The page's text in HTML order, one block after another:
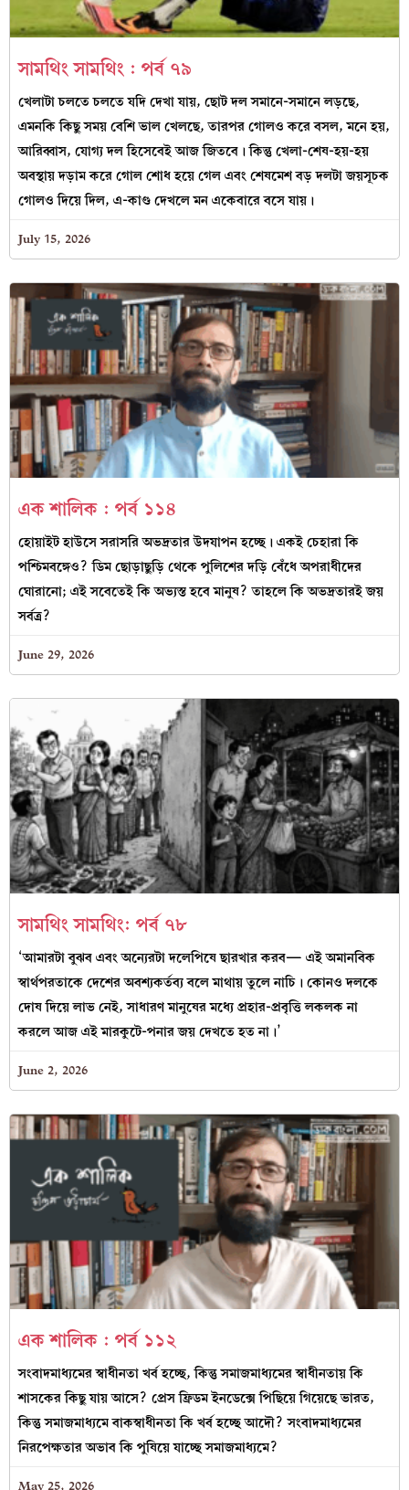
সামথিং সামথিং : পর্ব ৭৯
খেলাটা চলতে চলতে যদি দেখা যায়, ছোট দল সমানে-সমানে লড়ছে,
এমনকি কিছু সময় বেশি ভাল খেলছে, তারপর গোলও করে বসল, মনে হয়,
আরিব্বাস, যোগ্য দল হিসেবেই আজ জিতবে। কিন্তু খেলা-শেষ-হয়-হয়
অবস্থায় দড়াম করে গোল শোধ হয়ে গেল এবং শেষমেশ বড় দলটা জয়সূচক
গোলও দিয়ে দিল, এ-কাণ্ড দেখলে মন একেবারে বসে যায়।
July 15, 2026
এক শালিক : পর্ব ১১৪
হোয়াইট হাউসে সরাসরি অভদ্রতার উদযাপন হচ্ছে। একই চেহারা কি
পশ্চিমবঙ্গেও? ডিম ছোড়াছুড়ি থেকে পুলিশের দড়ি বেঁধে অপরাধীদের
ঘোরানো; এই সবেতেই কি অভ্যস্ত হবে মানুষ? তাহলে কি অভদ্রতারই জয়
সর্বত্র?
June 29, 2026
সামথিং সামথিং: পর্ব ৭৮
‘আমারটা বুঝব এবং অন্যেরটা দলেপিষে ছারখার করব— এই অমানবিক
স্বার্থপরতাকে দেশের অবশ্যকর্তব্য বলে মাথায় তুলে নাচি। কোনও দলকে
দোষ দিয়ে লাভ নেই, সাধারণ মানুষের মধ্যে প্রহার-প্রবৃত্তি লকলক না
করলে আজ এই মারকুটে-পনার জয় দেখতে হত না।’
June 2, 2026
এক শালিক : পর্ব ১১২
সংবাদমাধ্যমের স্বাধীনতা খর্ব হচ্ছে, কিন্তু সমাজমাধ্যমের স্বাধীনতায় কি
শাসকের কিছু যায় আসে? প্রেস ফ্রিডম ইনডেক্সে পিছিয়ে গিয়েছে ভারত,
কিন্তু সমাজমাধ্যমে বাকস্বাধীনতা কি খর্ব হচ্ছে আদৌ? সংবাদমাধ্যমের
নিরপেক্ষতার অভাব কি পুষিয়ে যাচ্ছে সমাজমাধ্যমে?